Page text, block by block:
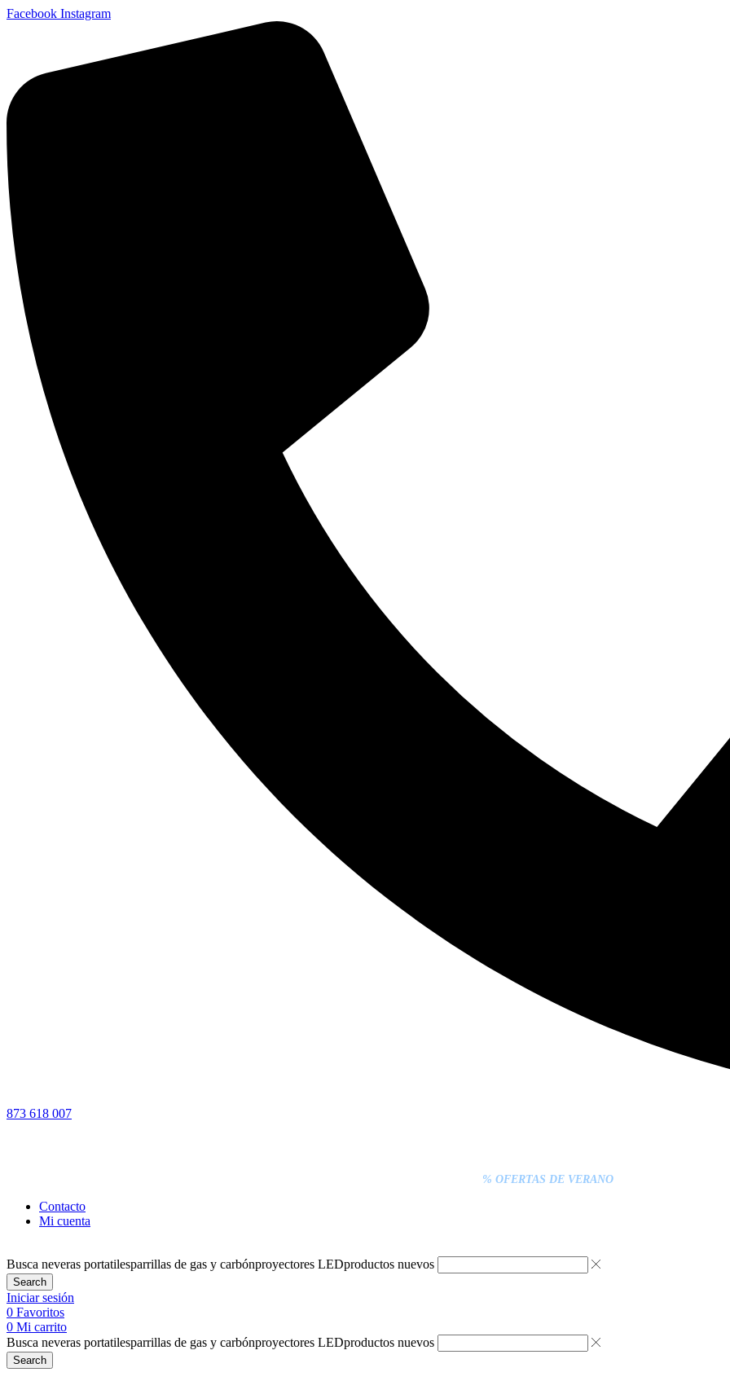
Facebook Instagram
873 618 007
% OFERTAS DE VERANO
Contacto
Mi cuenta
Busca neveras portatilesparrillas de gas y carbónproyectores LEDproductos nuevos
Search
Iniciar sesión
0 Favoritos
0 Mi carrito
Busca neveras portatilesparrillas de gas y carbónproyectores LEDproductos nuevos
Search